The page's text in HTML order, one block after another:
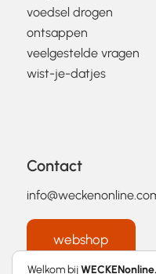
voedsel drogen
ontsappen
veelgestelde vragen
wist-je-datjes
Contact
webshop
Welkom bij